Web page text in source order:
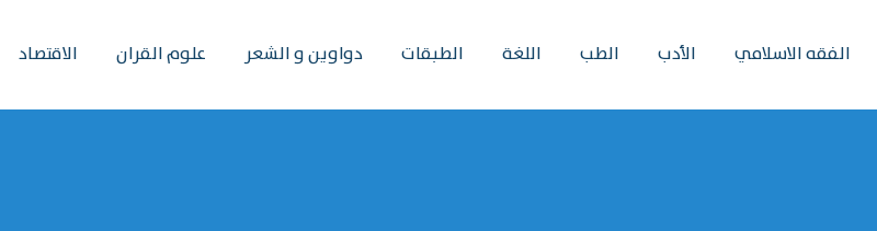
الفقه الاسلامي الأدب الطب اللغة الطبقات دواوين و الشعر علوم القران الاقتصاد